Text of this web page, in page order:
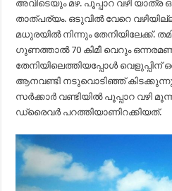
അവിടെയും മഴ. പൂപ്പാറ വഴി യാത്ര
താത്പര്യം. ഒടുവില്‍ വേറെ
മധുരയില്‍ നിന്നും തേനിയിലേക്ക്.
ഗുണത്താല്‍ 70 കിമീ വെറും
തേനിയിലെത്തിയപ്പോള്‍ വെളുപ്പിന്
ആനവണ്ടി നടുവൊടിഞ്ഞ് കിടക്കുന്നു.
സര്‍ക്കാര്‍ വണ്ടിയില്‍ പൂപ്പാറ വഴി
ഡ്രൈവര്‍ പറത്തിയാണിറക്കിയത്.